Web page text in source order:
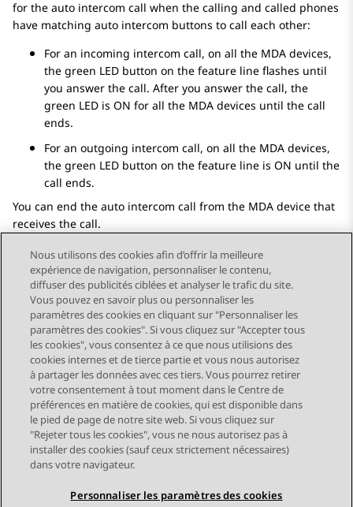
for the auto intercom call when the calling and called phones
have matching auto intercom buttons to call each other:
For an incoming intercom call, on all the MDA devices,
the green LED button on the feature line flashes until
you answer the call. After you answer the call, the
green LED is ON for all the MDA devices until the call
ends.
For an outgoing intercom call, on all the MDA devices,
the green LED button on the feature line is ON until the
call ends.
You can end the auto intercom call from the MDA device that
receives the call.
Send Feedback
Navigation par sujet
Sujet précédent Sujet suivant
STAY CONNECTED
Nous utilisons des cookies afin d’offrir la meilleure
expérience de navigation, personnaliser le contenu,
diffuser des publicités ciblées et analyser le trafic du site.
Vous pouvez en savoir plus ou personnaliser les
paramètres des cookies en cliquant sur "Personnaliser les
paramètres des cookies". Si vous cliquez sur "Accepter tous
les cookies", vous consentez à ce que nous utilisions des
cookies internes et de tierce partie et vous nous autorisez
à partager les données avec ces tiers. Vous pourrez retirer
votre consentement à tout moment dans le Centre de
préférences en matière de cookies, qui est disponible dans
le pied de page de notre site web. Si vous cliquez sur
"Rejeter tous les cookies", vous ne nous autorisez pas à
installer des cookies (sauf ceux strictement nécessaires)
dans votre navigateur.
Personnaliser les paramètres des cookies